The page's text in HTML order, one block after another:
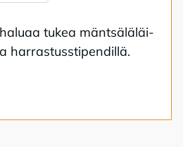
tu­kea mänt­sä­lä­läi­
har­ras­tuss­ti­pen­dil­lä.
hakuaika on alkanut